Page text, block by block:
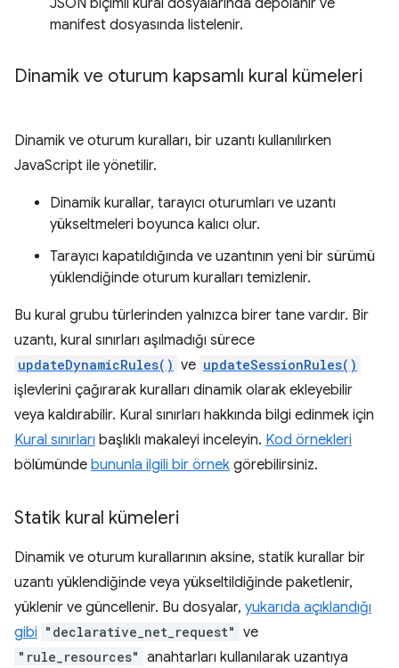
JSON biçimli kural dosyalarında depolanır ve
manifest dosyasında listelenir.
Dinamik ve oturum kapsamlı kural kümeleri
Dinamik ve oturum kuralları, bir uzantı kullanılırken
JavaScript ile yönetilir.
Dinamik kurallar, tarayıcı oturumları ve uzantı
yükseltmeleri boyunca kalıcı olur.
Tarayıcı kapatıldığında ve uzantının yeni bir sürümü
yüklendiğinde oturum kuralları temizlenir.
Bu kural grubu türlerinden yalnızca birer tane vardır. Bir
uzantı, kural sınırları aşılmadığı sürece
updateDynamicRules() ve updateSessionRules()
işlevlerini çağırarak kuralları dinamik olarak ekleyebilir
veya kaldırabilir. Kural sınırları hakkında bilgi edinmek için
Kural sınırları başlıklı makaleyi inceleyin. Kod örnekleri
bölümünde bununla ilgili bir örnek görebilirsiniz.
Statik kural kümeleri
Dinamik ve oturum kurallarının aksine, statik kurallar bir
uzantı yüklendiğinde veya yükseltildiğinde paketlenir,
yüklenir ve güncellenir. Bu dosyalar, yukarıda açıklandığı
gibi "declarative_net_request" ve
"rule_resources" anahtarları kullanılarak uzantıya